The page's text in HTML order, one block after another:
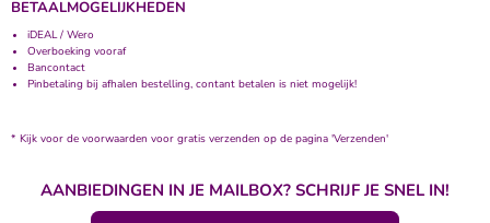
BETAALMOGELIJKHEDEN
iDEAL / Wero
Overboeking vooraf
Bancontact
Pinbetaling bij afhalen bestelling, contant betalen is niet mogelijk!
* Kijk voor de voorwaarden voor gratis verzenden op de pagina 'Verzenden'
AANBIEDINGEN IN JE MAILBOX? SCHRIJF JE SNEL IN!